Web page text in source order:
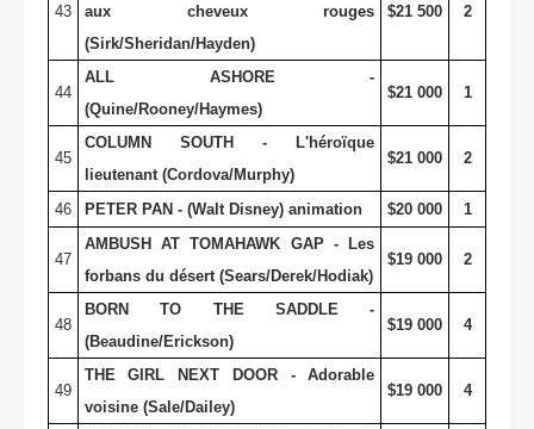
43
aux cheveux rouges
(Sirk/Sheridan/Hayden)
$21 500 2
44
ALL ASHORE -
(Quine/Rooney/Haymes)
$21 000 1
45
COLUMN SOUTH - L'héroïque
lieutenant (Cordova/Murphy)
$21 000 2
46 PETER PAN - (Walt Disney) animation $20 000 1
47
AMBUSH AT TOMAHAWK GAP - Les
forbans du désert (Sears/Derek/Hodiak)
$19 000 2
48
BORN TO THE SADDLE -
(Beaudine/Erickson)
$19 000 4
49
THE GIRL NEXT DOOR - Adorable
voisine (Sale/Dailey)
$19 000 4